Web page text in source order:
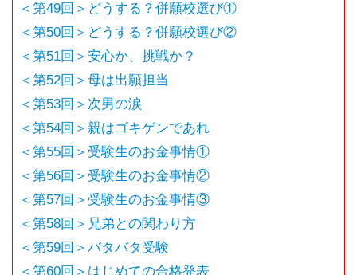
＜第49回＞どうする？併願校選び①
＜第50回＞どうする？併願校選び②
＜第51回＞安心か、挑戦か？
＜第52回＞母は出願担当
＜第53回＞次男の涙
＜第54回＞親はゴキゲンであれ
＜第55回＞受験生のお金事情①
＜第56回＞受験生のお金事情②
＜第57回＞受験生のお金事情③
＜第58回＞兄弟との関わり方
＜第59回＞バタバタ受験
＜第60回＞はじめての合格発表